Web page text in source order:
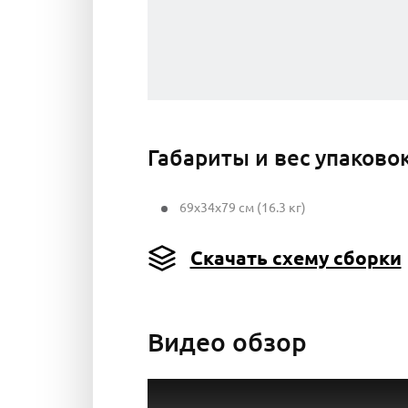
Габариты и вес
69x34x79 см (16.3 кг)
Скачать схему сборки
Видео обзор